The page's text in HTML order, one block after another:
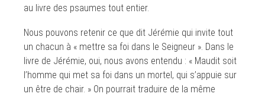
au livre des psaumes tout entier.
Nous pouvons retenir ce que dit Jérémie qui invite tout
un chacun à « mettre sa foi dans le Seigneur ». Dans le
livre de Jérémie, oui, nous avons entendu : « Maudit soit
l’homme qui met sa foi dans un mortel, qui s’appuie sur
un être de chair. » On pourrait traduire de la même